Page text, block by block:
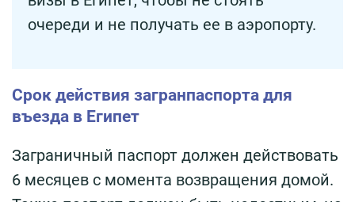
очереди и не получать ее в аэропорту.
Срок действия загранпаспорта для
въезда в Египет
Заграничный паспорт должен действовать
6 месяцев с момента возвращения домой.